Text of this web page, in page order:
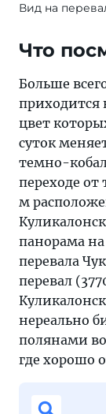
Вид на
Что
Больше
приходится
цвет
суток
темно-
переходе от
м
панорама на
перевала
перевал
нереально
полянами
где хорошо